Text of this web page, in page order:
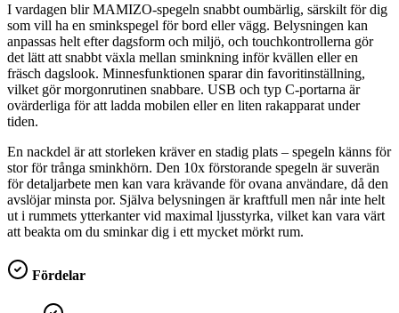
I vardagen blir MAMIZO-spegeln snabbt oumbärlig, särskilt för dig
som vill ha en sminkspegel för bord eller vägg. Belysningen kan
anpassas helt efter dagsform och miljö, och touchkontrollerna gör
det lätt att snabbt växla mellan sminkning inför kvällen eller en
fräsch dagslook. Minnesfunktionen sparar din favoritinställning,
vilket gör morgonrutinen snabbare. USB och typ C-portarna är
ovärderliga för att ladda mobilen eller en liten rakapparat under
tiden.
En nackdel är att storleken kräver en stadig plats – spegeln känns för
stor för trånga sminkhörn. Den 10x förstorande spegeln är suverän
för detaljarbete men kan vara krävande för ovana användare, då den
avslöjar minsta por. Själva belysningen är kraftfull men når inte helt
ut i rummets ytterkanter vid maximal ljusstyrka, vilket kan vara värt
att beakta om du sminkar dig i ett mycket mörkt rum.
Fördelar